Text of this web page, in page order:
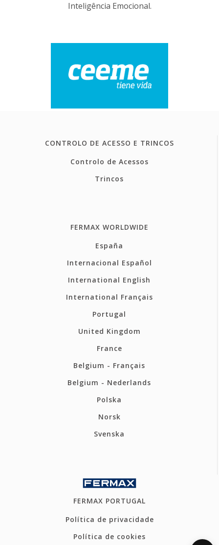
Inteligência Emocional.
CONTROLO DE ACESSO E TRINCOS
Controlo de Acessos
Trincos
FERMAX WORLDWIDE
España
Internacional Español
International English
International Français
Portugal
United Kingdom
France
Belgium - Français
Belgium - Nederlands
Polska
Norsk
Svenska
FERMAX PORTUGAL
Política de privacidade
Política de cookies